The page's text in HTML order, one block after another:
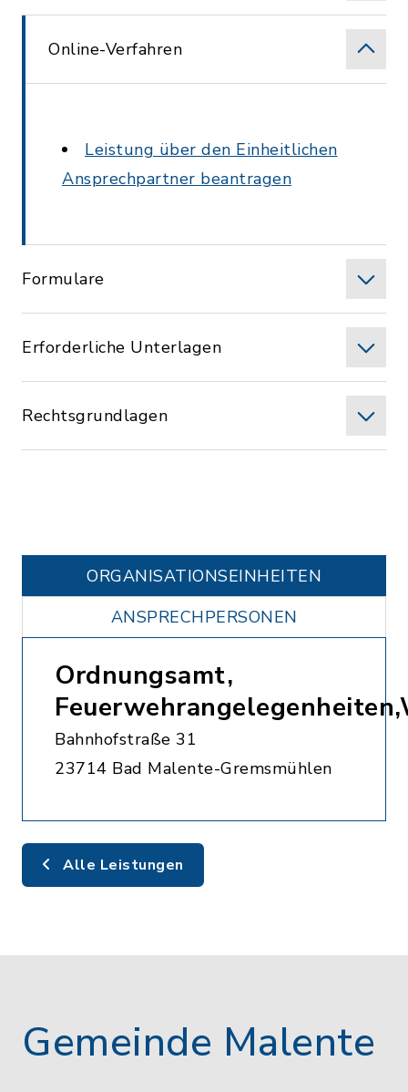
Online-Verfahren
Leistung über den Einheitlichen
Ansprechpartner beantragen
Formulare
Erforderliche Unterlagen
Rechtsgrundlagen
ORGANISATIONS­EINHEITEN
ANSPRECHPERSONEN
Ordnungsamt,
Bahnhofstraße 31
23714 Bad Malente-Gremsmühlen
Alle Leistungen
Gemeinde Malente